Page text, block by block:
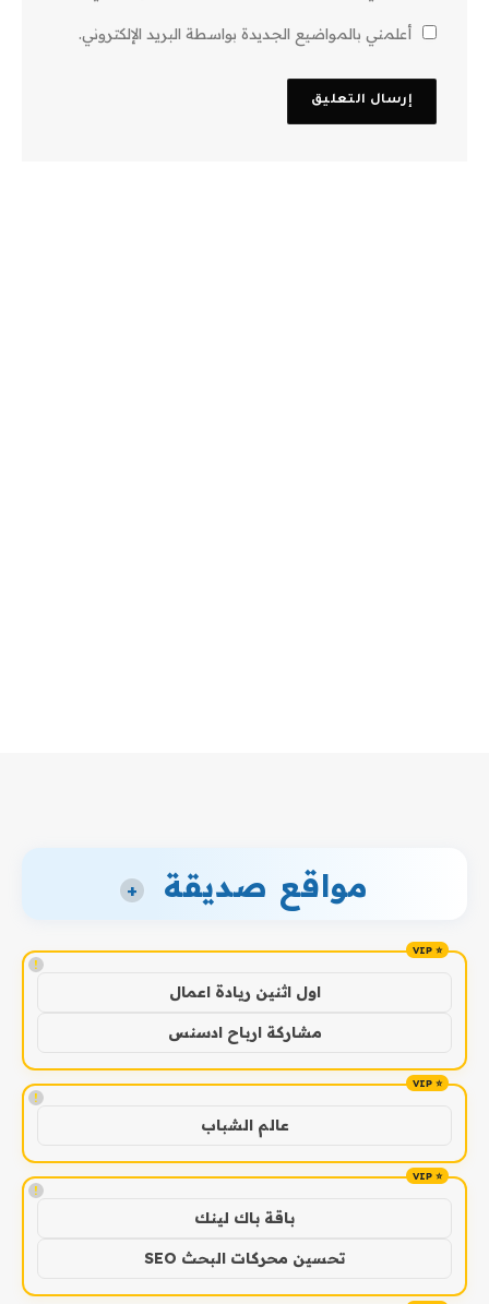
أعلمني بالمواضيع الجديدة بواسطة البريد الإلكتروني.
مواقع صديقة +
!
اول اثنين ريادة اعمال
مشاركة ارباح ادسنس
!
عالم الشباب
!
باقة باك لينك
تحسين محركات البحث SEO